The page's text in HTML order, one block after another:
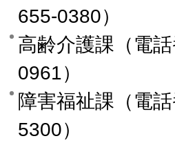
655-0380）
高齢介護課（電
0961）
障害福祉課（電
5300）